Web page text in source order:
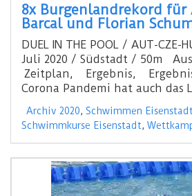
8x Burgenlandrekord für
Barcal und Florian
DUEL IN THE POOL / AUT-CZE-
Juli 2020 / Südstadt / 50m
Zeitplan, Ergebnis,
Corona Pandemi hat auch das
Archiv 2020, Schwimmen Eisenstadt
Schwimmkurse Eisenstadt,